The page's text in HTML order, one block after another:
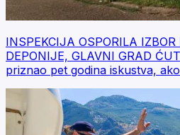
INSPEKCIJA OSPORILA IZBOR
DEPONIJE, GLAVNI GRAD
priznao pet godina iskustva,